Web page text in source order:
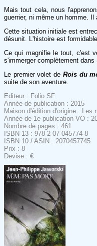
Mais tout cela, nous
guerrier, ni même un homme.
Cette situation initiale est
désunit. L'histoire est
Ce qui magnifie le tout, c'est
s'immerger complètement dans
Le premier volet de Rois du
suite de son aventure.
Editeur : Folio SF
Année de publication : 2015
Maison d'édition d'origine : Les
Année de 1e publication VO :
Nombre de pages : 461
ISBN 13 : 978-2-07-045774-8
ISBN 10 / ASIN : 2070457745
Prix : 8
Devise : €